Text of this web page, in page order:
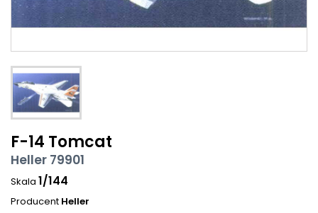
F-14 Tomcat
Heller 79901
Skala 1/144
Producent Heller